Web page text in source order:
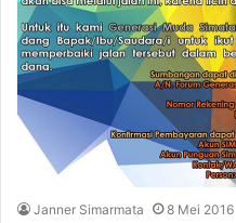
Janner Simarmata 8 Mei 2016